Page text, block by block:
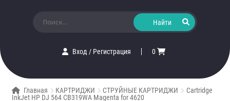
Вход/ Регистрация 0
Главная КАРТРИДЖИ СТРУЙНЫЕ КАРТРИДЖИ
Cartridge
InkJet HP DJ 564 CB319WA Magenta for 4620